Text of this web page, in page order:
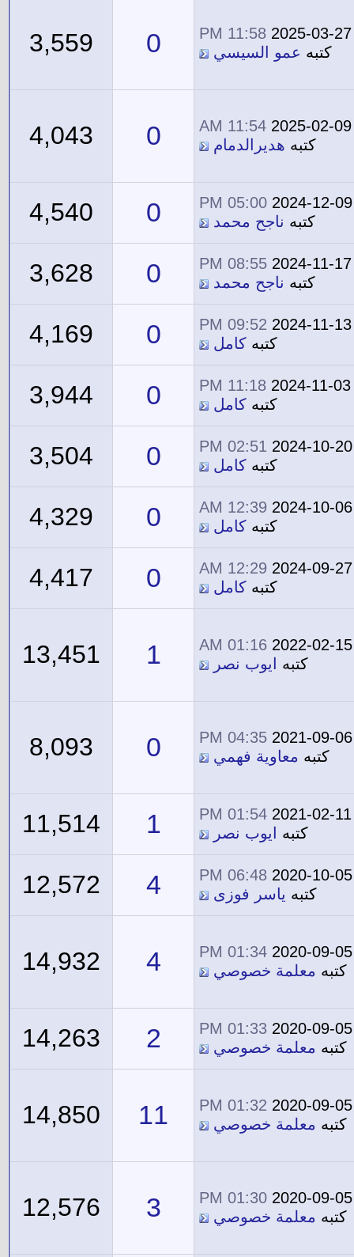
2025-03-27
11:58 PM
كتبه عمو السيسي 0
3,559
2025-02-09
11:54 AM
كتبه هديرالدمام 0
4,043
2024-12-09
05:00 PM
كتبه ناجح محمد 0
4,540
2024-11-17
08:55 PM
كتبه ناجح محمد 0
3,628
2024-11-13
09:52 PM
كتبه كامل 0
4,169
2024-11-03
11:18 PM
كتبه كامل 0
3,944
2024-10-20
02:51 PM
كتبه كامل 0
3,504
2024-10-06
12:39 AM
كتبه كامل 0
4,329
2024-09-27
12:29 AM
كتبه كامل 0
4,417
2022-02-15
01:16 AM
كتبه
ايوب نصر 1
13,451
2021-09-06
04:35 PM
كتبه معاوية فهمي 0
8,093
2021-02-11
01:54 PM
كتبه
ايوب نصر 1
11,514
2020-10-05
06:48 PM
كتبه ياسر فوزى 4
12,572
2020-09-05
01:34 PM
كتبه معلمة خصوصي 4
14,932
2020-09-05
01:33 PM
كتبه معلمة خصوصي 2
14,263
2020-09-05
01:32 PM
كتبه معلمة خصوصي 11
14,850
2020-09-05
01:30 PM
كتبه معلمة خصوصي 3
12,576